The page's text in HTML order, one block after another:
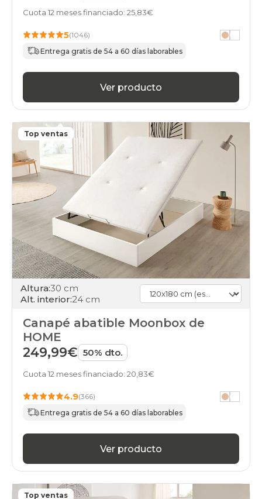
Cuota 12 meses financiado: 25,83€
5(1046)
Entrega gratis de 54 a 60 días laborables
Ver producto
Top ventas
Altura:30 cm
Alt. interior:24 cm
Canapé abatible Moonbox de
HOME
249,99€ 50% dto.
Cuota 12 meses financiado: 20,83€
4.9(366)
Entrega gratis de 54 a 60 días laborables
Ver producto
Top ventas